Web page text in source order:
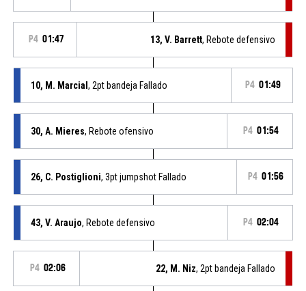
P4 01:47 13, V. Barrett, Rebote defensivo
10, M. Marcial , 2pt bandeja Fallado P4 01:49
30, A. Mieres, Rebote ofensivo P4 01:54
26, C. Postiglioni, 3pt jumpshot Fallado P4 01:56
43, V. Araujo, Rebote defensivo P4 02:04
P4 02:06 22, M. Niz, 2pt bandeja Fallado